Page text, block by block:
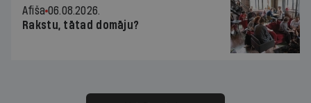
Afiša 06.08.2026.
Rakstu, tātad domāju?